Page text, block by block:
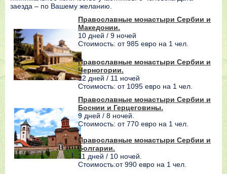
заезда – по Вашему желанию.
Православные монастыри Сербии и
Македонии.
10 дней / 9 ночей
Стоимость: от 985 евро на 1 чел.
Православные монастыри Сербии и
Черногории.
12 дней / 11 ночей
Стоимость: от 1095 евро на 1 чел.
Православные монастыри Сербии и
Боснии и Герцеговины.
9 дней / 8 ночей.
Стоимость: от 770 евро на 1 чел.
Православные монастыри Сербии и
Болгарии.
11 дней / 10 ночей.
Стоимость:от 990 евро на 1 чел.